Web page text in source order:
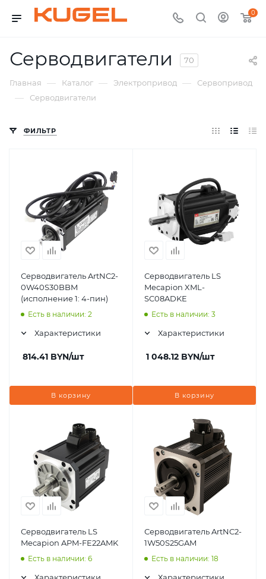
0
Серводвигатели 70
Главная — Каталог — Электропривод — Сервопривод
— Серводвигатели
ФИЛЬТР
Серводвигатель ArtNC2-
0W40S30BBM
(исполнение 1: 4-пин)
Есть в наличии: 2
Характеристики
814.41 BYN/шт
В корзину
Серводвигатель LS
Mecapion XML-
SC08ADKE
Есть в наличии: 3
Характеристики
1 048.12 BYN/шт
В корзину
Серводвигатель LS
Mecapion APM-FE22AMK
Есть в наличии: 6
Серводвигатель ArtNC2-
1W50S25GAM
Есть в наличии: 18